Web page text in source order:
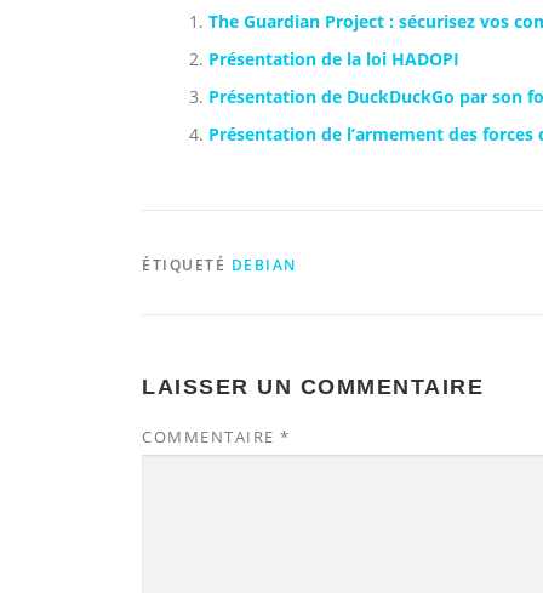
The Guardian Project : sécurisez vos
Présentation de la loi HADOPI
Présentation de DuckDuckGo par son
Présentation de l’armement des forces
ÉTIQUETÉ DEBIAN
LAISSER UN COMMENTAIRE
COMMENTAIRE *